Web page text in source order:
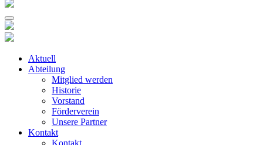
Aktuell
Abteilung
Mitglied werden
Historie
Vorstand
Förderverein
Unsere Partner
Kontakt
Kontakt